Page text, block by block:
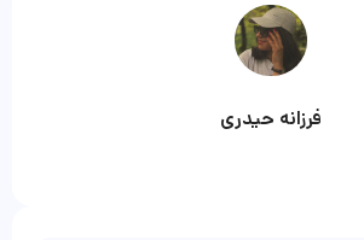
فرزانه حیدری